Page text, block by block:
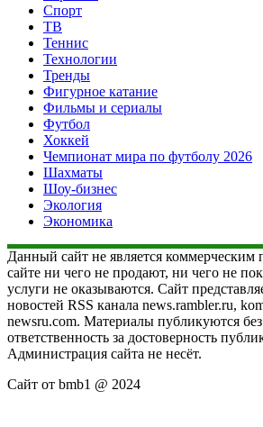
Спорт
ТВ
Теннис
Технологии
Тренды
Фигурное катание
Фильмы и сериалы
Футбол
Хоккей
Чемпионат мира по футболу 2026
Шахматы
Шоу-бизнес
Экология
Экономика
Данный сайт не является коммерческим
сайте ни чего не продают, ни чего не
услуги не оказываются. Сайт
новостей RSS канала news.rambler.ru,
newsru.com. Материалы публикуются
ответственность за достоверность
Администрация сайта не несёт.
Сайт от bmb1 @ 2024